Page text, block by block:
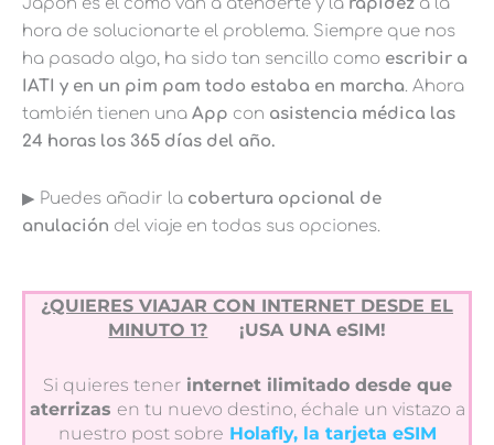
Japón es el cómo van a atenderte y la rapidez a la
hora de solucionarte el problema. Siempre que nos
ha pasado algo, ha sido tan sencillo como escribir a
IATI y en un pim pam todo estaba en marcha. Ahora
también tienen una App con asistencia médica las
24 horas los 365 días del año.
▶︎ Puedes añadir la cobertura opcional de
anulación del viaje en todas sus opciones.
¿QUIERES VIAJAR CON INTERNET DESDE EL
MINUTO 1?
¡USA UNA eSIM!
Si quieres tenerinternet ilimitado desde que
aterrizas en tu nuevo destino, échale un vistazo a
nuestro post sobre Holafly, la tarjeta eSIM